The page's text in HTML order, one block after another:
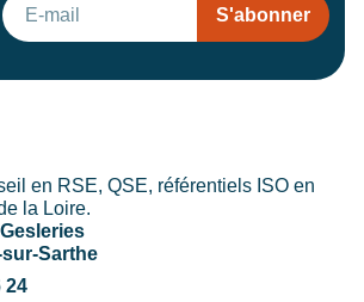
S'abonner
en RSE, QSE, référentiels ISO en
la Loire.
Sarthe
24